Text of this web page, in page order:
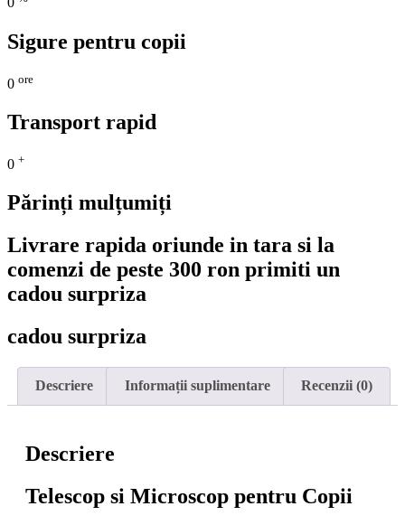
Sigure pentru copii
0 ore
Transport rapid
0 +
Părinți mulțumiți
Livrare rapida oriunde in tara si la
comenzi de peste 300 ron primiti un
cadou surpriza
cadou surpriza
Descriere Informații suplimentare Recenzii (0)
Descriere
Telescop si Microscop pentru Copii